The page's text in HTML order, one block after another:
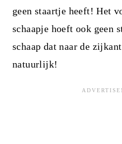
geen staartje heeft! Het
schaapje hoeft ook geen
schaap dat naar de
natuurlijk!